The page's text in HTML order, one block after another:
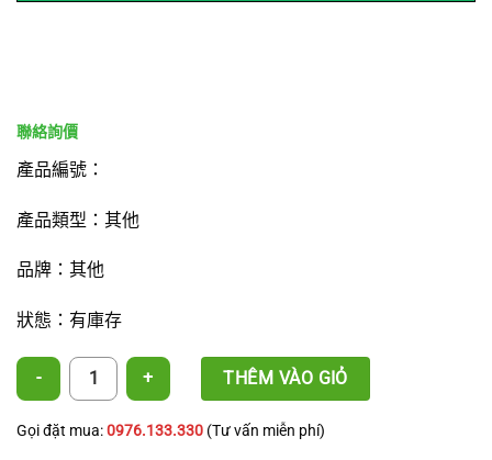
產品編號：
產品類型：其他
品牌：其他
狀態：有庫存
四通接頭（帶閥） 數量 THÊM VÀO GIỎ
Gọi đặt mua:0976.133.330 (Tư vấn miễn phí)